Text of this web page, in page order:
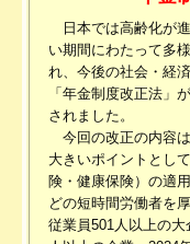
日本では高齢化が
い期間にわたって多
れ、今後の社会・経
「年金制度改正法」
されました。
今回の改正の内容
大きいポイントとし
険・健康保険）の適
どの短時間労働者を
従業員501人以上の